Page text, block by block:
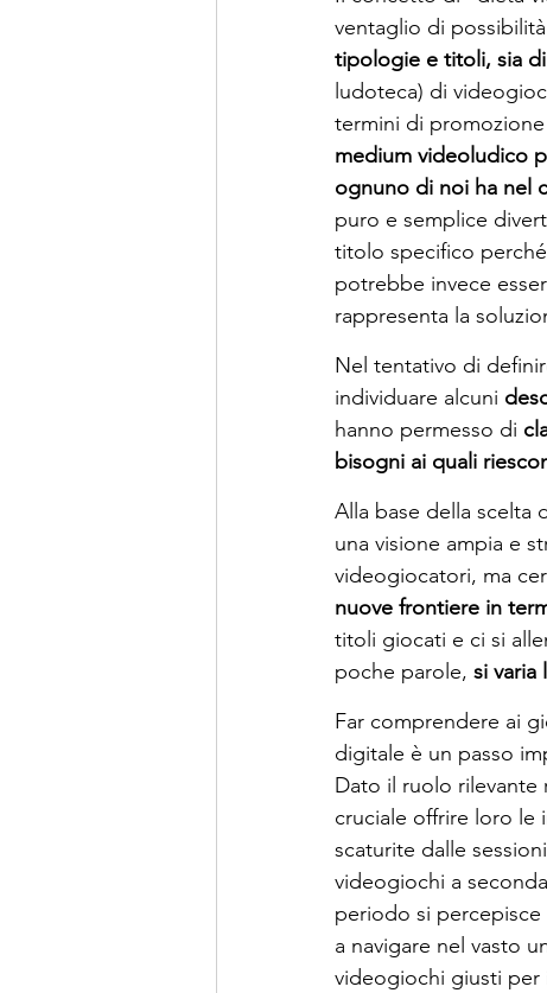
ventaglio di
tipologie e titoli, sia
ludoteca) di
termini di
medium videoludico
ognuno di noi ha nel
puro e semplice
titolo specifico
potrebbe invece
rappresenta la
Nel tentativo di
individuare alcuni
hanno permesso di
bisogni ai quali
Alla base della scelta
una visione ampia e
videogiocatori, ma
nuove frontiere in
titoli giocati e ci si
poche parole, si varia
Far comprendere ai
digitale è un passo
Dato il ruolo rilevante
cruciale offrire loro le
scaturite dalle
videogiochi a
periodo si
a navigare nel vasto
videogiochi giusti